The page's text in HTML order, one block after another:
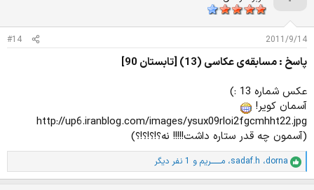
ت
2011/9/14
#14
پاسخ : مسابقه‌ی عکاسی (13) [تابستان 90]
عکس شماره 13 :)
آسمان کویر!
http://up6.iranblog.com/images/ysux09rloi2fgcmhht22.jpg
(آسمون چه قدر ستاره داشت!!!!! نه؟!؟!؟!؟)
ا
م
dorna، sadaf.h، مـــــــریم و 1 نفر دیگر